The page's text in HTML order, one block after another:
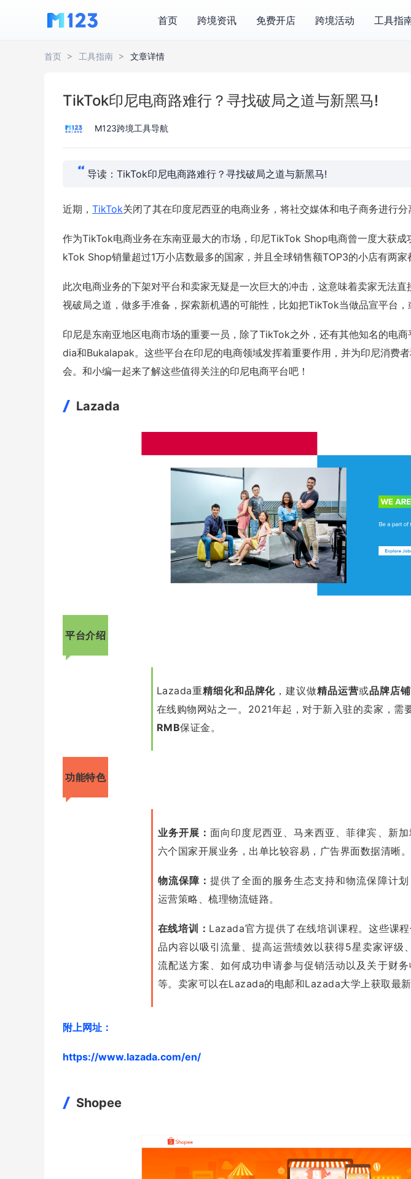
首页 跨境资讯 免费开店 跨境活动 工具指
首页 工具指南 文章详情
TikTok印尼电商路难行？寻找破局之道与新黑马!
M123跨境工具导航
导读：TikTok印尼电商路难行？寻找破局之道与新黑马!
近期， TikTok关闭了其在印度尼西亚的电商业务，将社交媒体和电子商务进行分
作为TikTok电商业务在东南亚最大的市场，印尼TikTok Shop电商曾一度大获
kTok Shop销量超过1万小店数最多的国家，并且全球销售额TOP3的小店有两家
此次电商业务的下架对平台和卖家无疑是一次巨大的冲击，这意味着卖家无法
视破局之道，做多手准备，探索新机遇的可能性，比如把TikTok当做品宣平台，
印尼是东南亚地区电商市场的重要一员，除了TikTok之外，还有其他知名的电
dia和Bukalapak。这些平台在印尼的电商领域发挥着重要作用，并为印尼消费
会。和小编一起来了解这些值得关注的印尼电商平台吧！
Lazada
平台介绍
Lazada重精细化和品牌化 ，建议做精品运营或品牌店铺
在线购物网站之一。2021年起，对于新入驻的卖家，需
RMB保证金。
功能特色
业务开展： 面向印度尼西亚、马来西亚、菲律宾、新
六个国家开展业务，出单比较容易，广告界面数据清晰。
物流保障： 提供了全面的服务生态支持和物流保障计
运营策略、梳理物流链路。
在线培训： Lazada官方提供了在线培训课程。这些课
品内容以吸引流量、提高运营绩效以获得5星卖家评级
流配送方案、如何成功申请参与促销活动以及关于财
等。卖家可以在Lazada的电邮和Lazada大学上获取最新
附上网址：
https://www.lazada.com/en/
Shopee